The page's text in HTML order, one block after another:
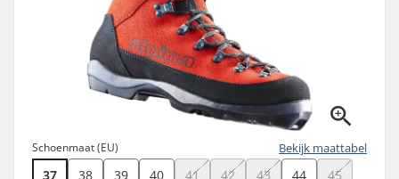
Schoenmaat (EU) Bekijk maattabel
37 38 39 40 41 42 43 44
45